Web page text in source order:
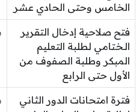
الخامس وحتى الحادي عشر
فتح صلاحية إدخال التقرير
الـختامي لطلبة التعليم
المبكر وطلبة الصفوف من
الأول حتى الرابع
فترة امتحانات الدور الثاني